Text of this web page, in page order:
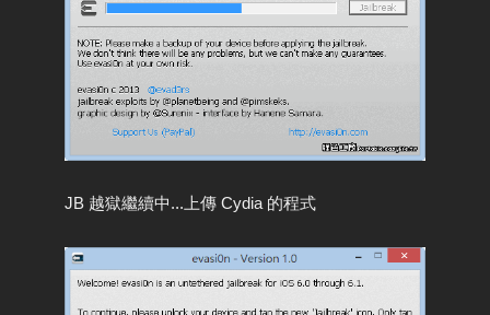
JB 越獄繼續中...上傳 Cydia 的程式